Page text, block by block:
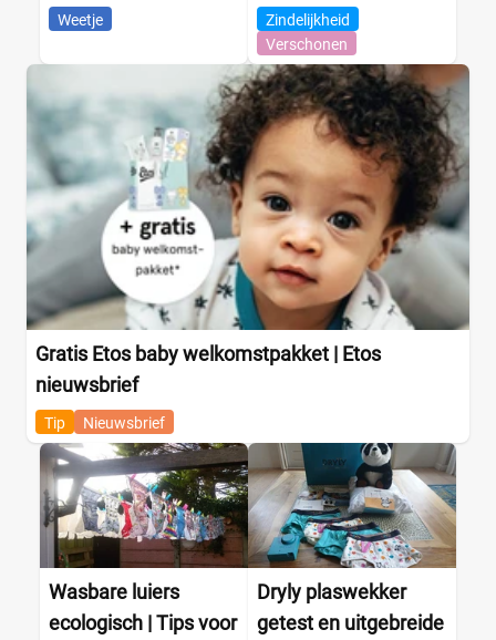
Weetje
Zindelijkheid
Verschonen
Gratis Etos baby welkomstpakket | Etos
nieuwsbrief
Tip Nieuwsbrief
Wasbare luiers
ecologisch | Tips voor
Dryly plaswekker
getest en uitgebreide